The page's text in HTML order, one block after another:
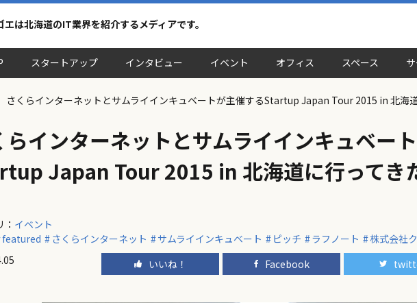
エは北海道のIT業界を紹介するメディアです。
スタートアップ インタビュー イベント オフィス スペース
さくらインターネットとサムライインキュベートが主催するStartup Japan Tour 2015 in 北海
らインターネットとサムライインキュベー
Japan Tour 2015 in 北海道に行ってき
イベント
featured さくらインターネット サムライインキュベート ピッチ ラフノート 株式会社